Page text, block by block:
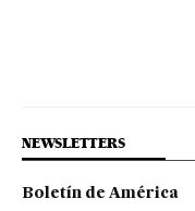
NEWSLETTERS
Boletín de América